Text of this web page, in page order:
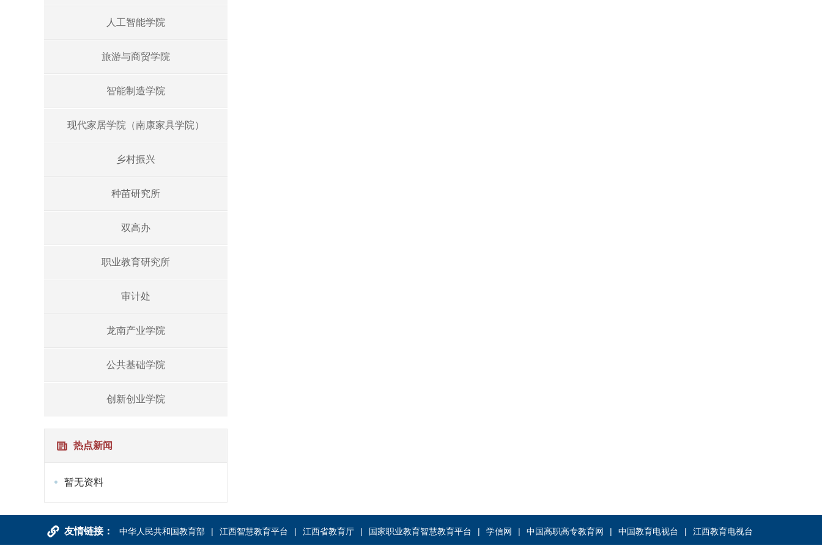
人工智能学院
旅游与商贸学院
智能制造学院
现代家居学院（南康家具学院）
乡村振兴
种苗研究所
双高办
职业教育研究所
审计处
龙南产业学院
公共基础学院
创新创业学院
热点新闻
暂无资料
友情链接： 中华人民共和国教育部 江西智慧教育平台 江西省教育厅 国家职业教育智慧教育平台 学信网 中国高职高专教育网 中国教育电视台 江西教育电视台